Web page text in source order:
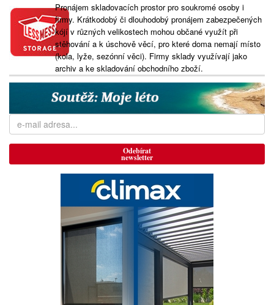
Pronájem skladovacích prostor pro soukromé osoby i
firmy. Krátkodobý či dlouhodobý pronájem zabezpečených
kójí v různých velikostech mohou občané využít při
stěhování a k úschově věcí, pro které doma nemají místo
(kola, lyže, sezónní věci). Firmy sklady využívají jako
archiv a ke skladování obchodního zboží.
Odebírat
newsletter